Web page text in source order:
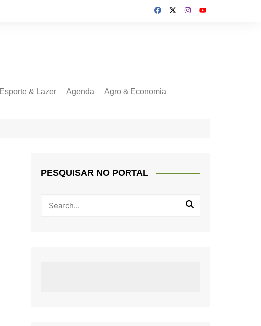
Esporte & Lazer Agenda Agro & Economia
PESQUISAR NO PORTAL